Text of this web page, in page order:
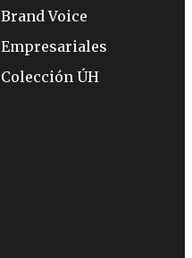
Brand Voice
Empresariales
Colección ÚH